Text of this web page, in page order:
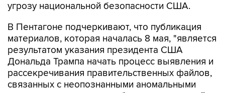
В Пентагоне подчеркивают, что публикация
результатом указания президента США
Дональда Трампа начать процесс выявления и
рассекречивания правительственных файлов,
связанных с неопознанными аномальными
явлениями, в интересах обеспечения полной
прозрачности".